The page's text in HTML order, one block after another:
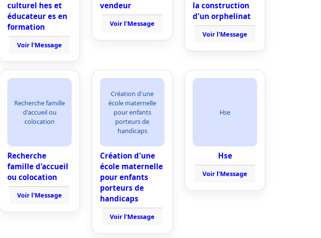
culturel hes et
éducateur es en
formation
Voir l'Message
vendeur
Voir l'Message
la construction
d'un orphelinat
Voir l'Message
Recherche famille
d'accueil ou
colocation
Recherche
famille d'accueil
ou colocation
Voir l'Message
Création d'une
école maternelle
pour enfants
porteurs de
handicaps
Création d'une
école maternelle
pour enfants
porteurs de
handicaps
Voir l'Message
Hse
Hse
Voir l'Message